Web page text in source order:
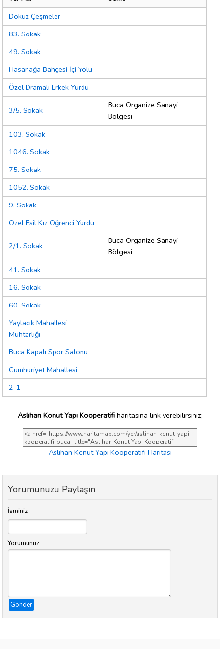
Dokuz Çeşmeler
83. Sokak
49. Sokak
Hasanağa Bahçesi İçi Yolu
Özel Dramalı Erkek Yurdu
3/5. Sokak
Buca Organize Sanayi
Bölgesi
103. Sokak
1046. Sokak
75. Sokak
1052. Sokak
9. Sokak
Özel Esil Kız Öğrenci Yurdu
2/1. Sokak
Buca Organize Sanayi
Bölgesi
41. Sokak
16. Sokak
60. Sokak
Yaylacık Mahallesi
Muhtarlığı
Buca Kapalı Spor Salonu
Cumhuriyet Mahallesi
2-1
Aslıhan Konut Yapı Kooperatifiharitasına link verebilirsiniz;
Aslıhan Konut Yapı Kooperatifi Haritası
Yorumunuzu Paylaşın
İsminiz
Yorumunuz
Gönder